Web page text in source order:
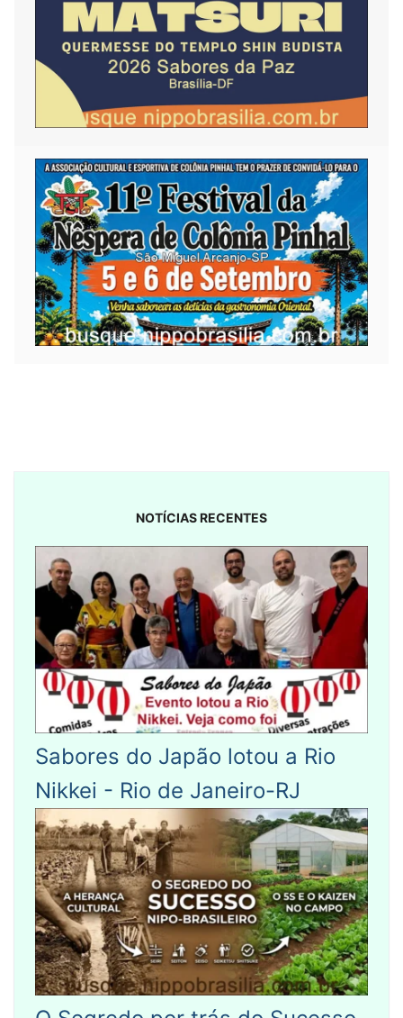
NOTÍCIAS RECENTES
Sabores do Japão lotou a Rio
Nikkei - Rio de Janeiro-RJ